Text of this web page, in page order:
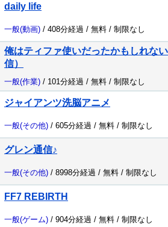
daily life
一般(動画) / 408分経過 / 無料 / 制限なし
俺はティファ使いだったかもしれな
信）
一般(作業) / 101分経過 / 無料 / 制限なし
ジャイアンツ洗脳アニメ
一般(その他) / 605分経過 / 無料 / 制限なし
グレン通信♪
一般(その他) / 8998分経過 / 無料 / 制限なし
FF7 REBIRTH
一般(ゲーム) / 904分経過 / 無料 / 制限なし